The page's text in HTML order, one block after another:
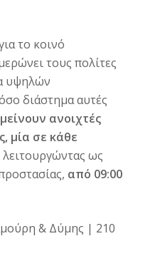
το κοινό
τους πολίτες
υψηλών
διάστημα αυτές
ανοιχτές
μία σε κάθε
λειτουργώντας ως
από 09:00
& Δύμης | 210